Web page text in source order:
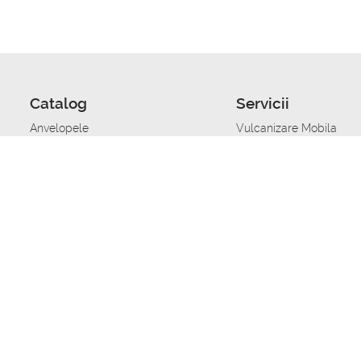
Catalog
Anvelopele
Servicii
Vulcanizare Mobila